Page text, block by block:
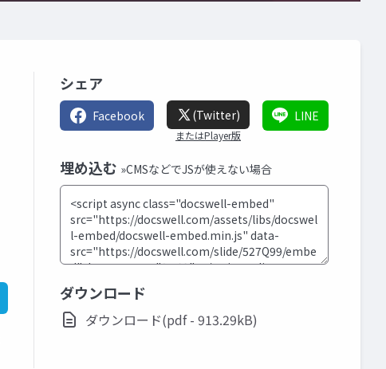
シェア
Facebook (Twitter)
またはPlayer版
LINE
埋め込む »CMSなどでJSが使えない場合
ダウンロード
ダウンロード(pdf - 913.29kB)